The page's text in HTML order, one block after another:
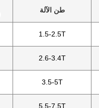
طن الآلة
1.5-2.5T
2.6-3.4T
3.5-5T
5.5-7.5T